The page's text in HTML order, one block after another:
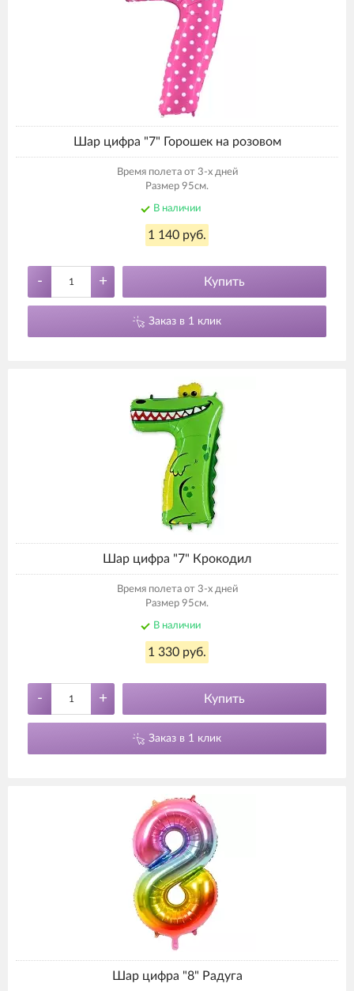
Шар цифра "7" Горошек на розовом
Время полета от 3-х дней
Размер 95см.
В наличии
1 140 руб.
- + Купить
Заказ в 1 клик
Шар цифра "7" Крокодил
Время полета от 3-х дней
Размер 95см.
В наличии
1 330 руб.
- + Купить
Заказ в 1 клик
Шар цифра "8" Радуга